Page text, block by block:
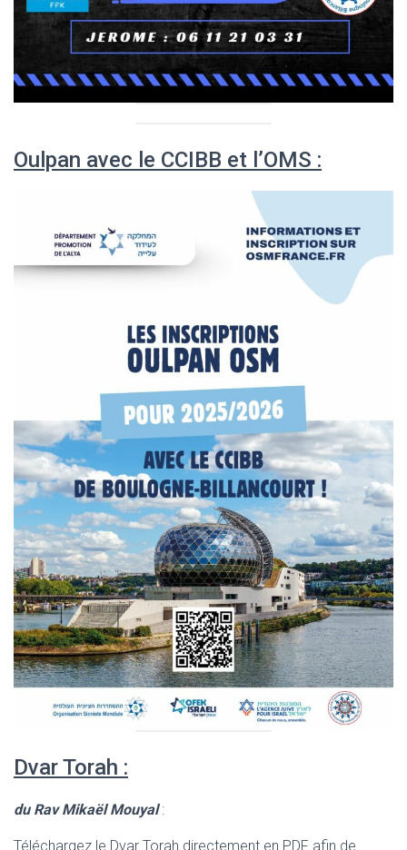
Oulpan avec le CCIBB et l’OMS :
Dvar Torah :
du Rav Mikaël Mouyal:
Téléchargez le Dvar Torah directement en PDF afin de